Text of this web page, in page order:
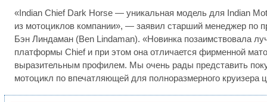
«Indian Chief Dark Horse — уникальная модель для Indian
из мотоциклов компании», — заявил старший менеджер по
Бэн Линдаман (Ben Lindaman). «Новинка позаимствовала
платформы Chief и при этом она отличается фирменной
выразительным профилем. Мы очень рады представить
мотоцикл по впечатляющей для полноразмерного круизера